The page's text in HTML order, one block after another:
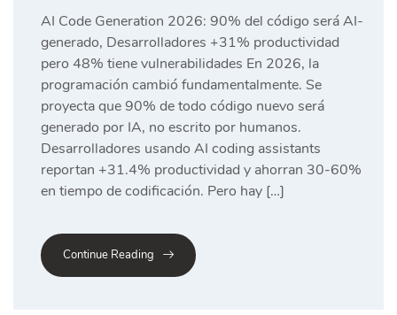
AI Code Generation 2026: 90% del código será AI-
generado, Desarrolladores +31% productividad
pero 48% tiene vulnerabilidades En 2026, la
programación cambió fundamentalmente. Se
proyecta que 90% de todo código nuevo será
generado por IA, no escrito por humanos.
Desarrolladores usando AI coding assistants
reportan +31.4% productividad y ahorran 30-60%
en tiempo de codificación. Pero hay […]
Continue Reading